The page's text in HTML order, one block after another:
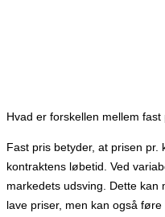
Hvad er forskellen mellem
Fast pris betyder, at prisen pr.
kontraktens løbetid. Ved
markedets udsving. Dette
lave priser, men kan også